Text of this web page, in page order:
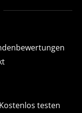
Kostenlos testen